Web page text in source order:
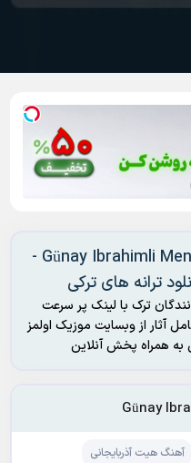
Günay Ibrahimli Men Beleyem Mp3 Download -
ترانه های ترکی
ترک با لینک پر سرعت
مستقیم و رایگان همراه با متن ترانه کامل آثار از وبسایت موزیک اولمز
به همراه پخش آنلاین
آهنگ هیت آذربایجانی